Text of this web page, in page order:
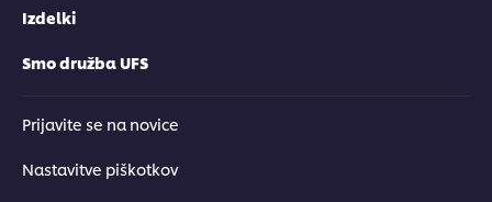
Izdelki
Smo družba UFS
Prijavite se na novice
Nastavitve piškotkov